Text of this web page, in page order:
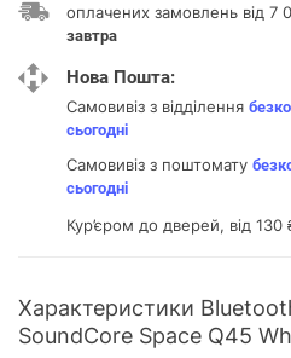
оплачених замовлень від 7
завтра
Нова Пошта:
Самовивіз з відділення
сьогодні
Самовивіз з поштомату
сьогодні
Кур’єром до дверей, від 130
Характеристики
SoundCore Space Q45